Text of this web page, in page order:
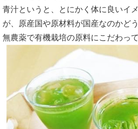
妊娠中に飲む青汁はどれ
妊娠中に青汁を飲むのは危
多くの青汁には葉酸も含
妊娠中に青汁を選ぶとき
青汁というと、とにかく体に良いイ
が、原産国や原材料が国産なのかどう
無農薬で有機栽培の原料にこだわっ